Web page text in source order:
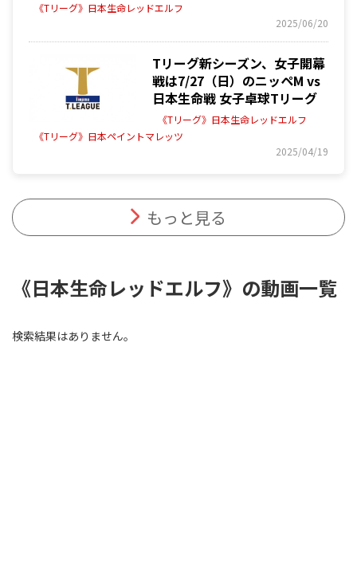
《Tリーグ》日本生命レッドエルフ
2025/06/20
Tリーグ新シーズン、女子開幕
戦は7/27（日）のニッペM vs
日本生命戦 女子卓球Tリーグ
《Tリーグ》日本生命レッドエルフ
《Tリーグ》日本ペイントマレッツ
2025/04/19
もっと見る
《日本生命レッドエルフ》の動画一覧
検索結果はありません。